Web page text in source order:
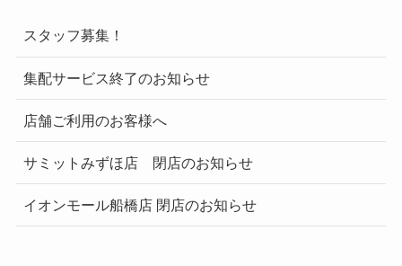
スタッフ募集！
集配サービス終了のお知らせ
店舗ご利用のお客様へ
サミットみずほ店 閉店のお知らせ
イオンモール船橋店 閉店のお知らせ